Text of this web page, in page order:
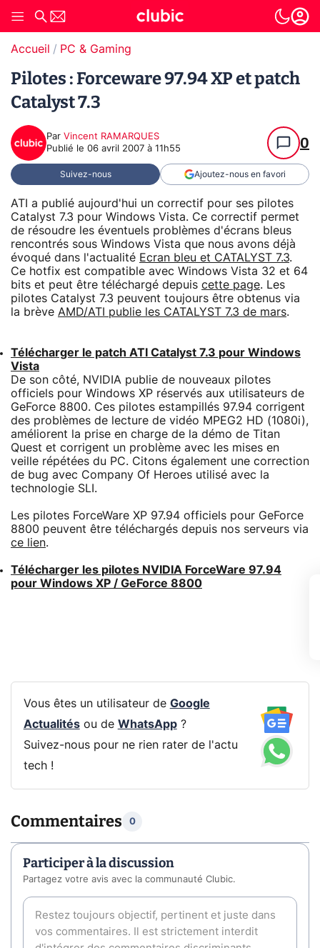
Accueil PC & Gaming
Pilotes : Forceware 97.94 XP et patch
Catalyst 7.3
Par Vincent RAMARQUES
Publié le 06 avril 2007 à 11h55 0
Suivez-nous Ajoutez-nous en favori
ATI a publié aujourd'hui un correctif pour ses pilotes
Catalyst 7.3 pour Windows Vista. Ce correctif permet
de résoudre les éventuels problèmes d'écrans bleus
rencontrés sous Windows Vista que nous avons déjà
évoqué dans l'actualité Ecran bleu et CATALYST 7.3.
Ce hotfix est compatible avec Windows Vista 32 et 64
bits et peut être téléchargé depuis cette page. Les
pilotes Catalyst 7.3 peuvent toujours être obtenus via
la brève AMD/ATI publie les CATALYST 7.3 de mars.
Télécharger le patch ATI Catalyst 7.3 pour Windows
Vista
De son côté, NVIDIA publie de nouveaux pilotes
officiels pour Windows XP réservés aux utilisateurs de
GeForce 8800. Ces pilotes estampillés 97.94 corrigent
des problèmes de lecture de vidéo MPEG2 HD (1080i),
améliorent la prise en charge de la démo de Titan
Quest et corrigent un problème avec les mises en
veille répétées du PC. Citons également une correction
de bug avec Company Of Heroes utilisé avec la
technologie SLI.
Les pilotes ForceWare XP 97.94 officiels pour GeForce
8800 peuvent être téléchargés depuis nos serveurs via
ce lien.
Télécharger les pilotes NVIDIA ForceWare 97.94
pour Windows XP / GeForce 8800
Vous êtes un utilisateur de Google
Actualitésou de WhatsApp?
Suivez-nous pour ne rien rater de l'actu
tech !
Commentaires 0
Participer à la discussion
Partagez votre avis avec la communauté Clubic.